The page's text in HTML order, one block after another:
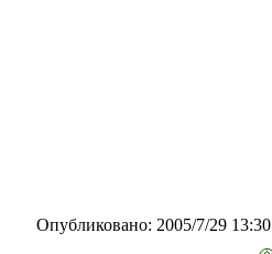
Опубликовано: 2005/7/29 13:30